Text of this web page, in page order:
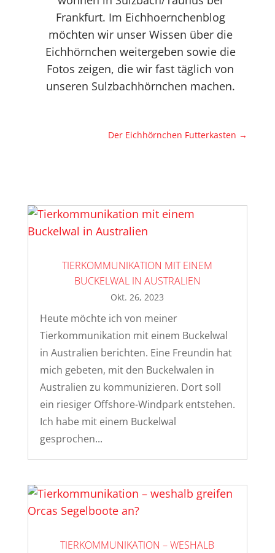
Frankfurt. Im Eichhoernchenblog
möchten wir unser Wissen über die
Eichhörnchen weitergeben sowie die
Fotos zeigen, die wir fast täglich von
unseren Sulzbachhörnchen machen.
Der Eichhörnchen Futterkasten →
TIERKOMMUNIKATION MIT EINEM
BUCKELWAL IN AUSTRALIEN
Okt. 26, 2023
Heute möchte ich von meiner
Tierkommunikation mit einem Buckelwal
in Australien berichten. Eine Freundin hat
mich gebeten, mit den Buckelwalen in
Australien zu kommunizieren. Dort soll
ein riesiger Offshore-Windpark entstehen.
Ich habe mit einem Buckelwal
gesprochen...
TIERKOMMUNIKATION – WESHALB